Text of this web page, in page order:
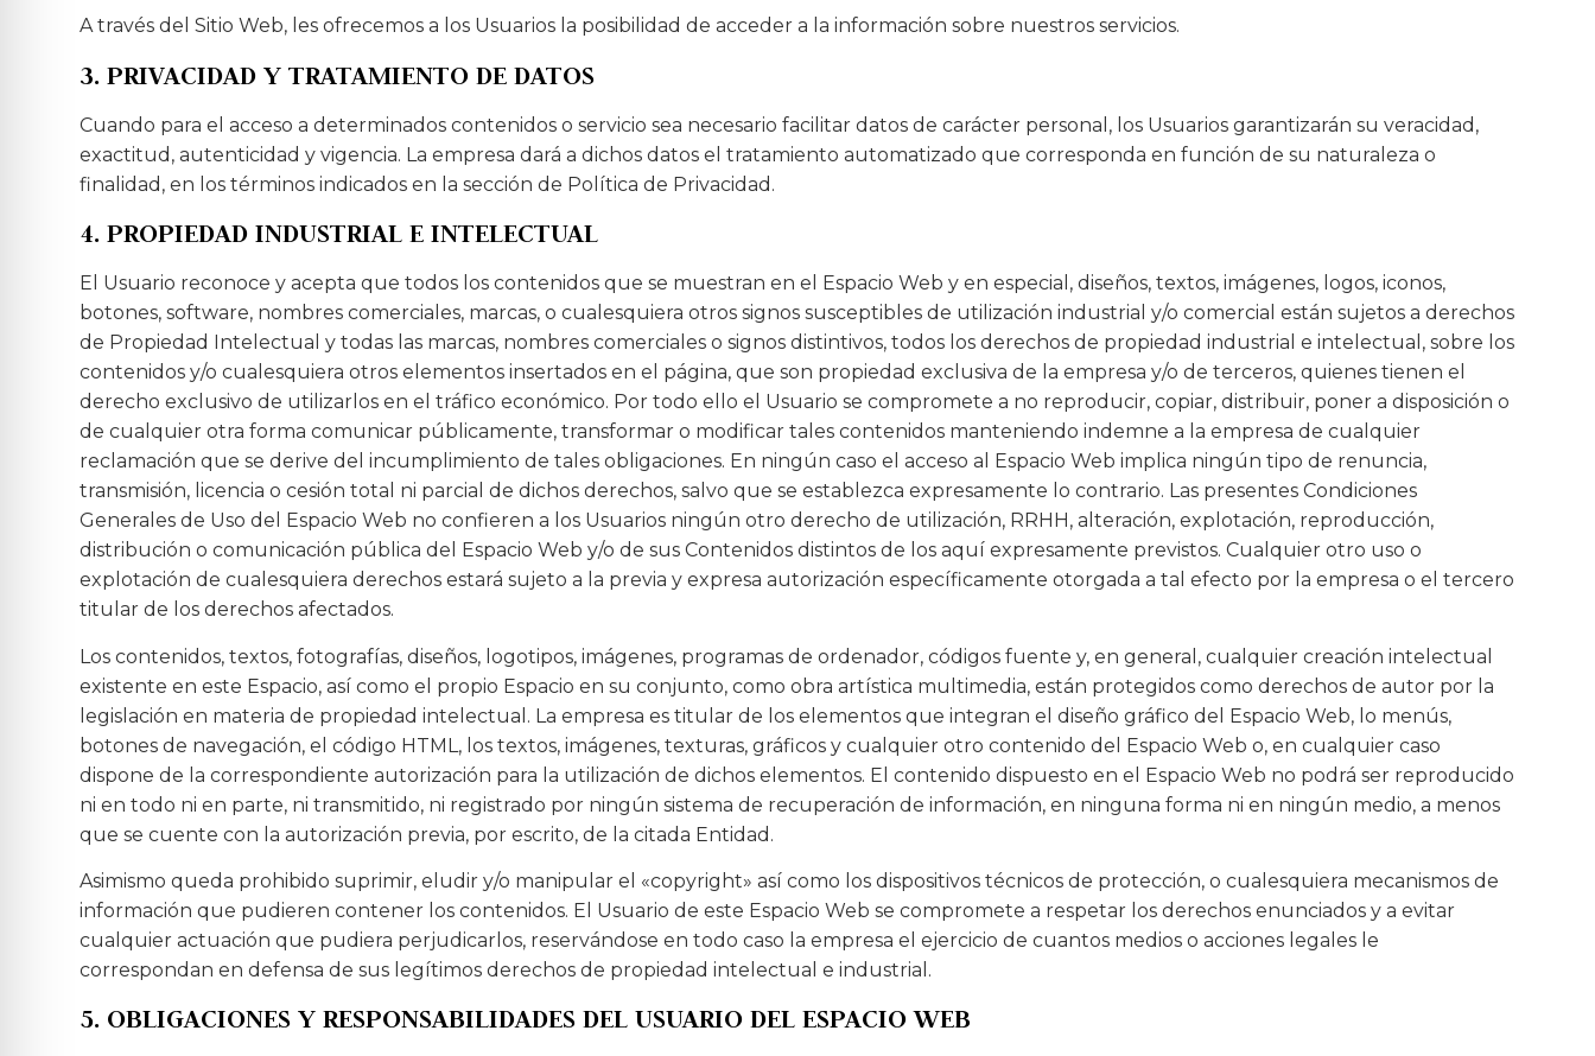
A través del Sitio Web, les ofrecemos a los Usuarios la posibilidad de acceder a la información sobre nuestros servicios.
3. PRIVACIDAD Y TRATAMIENTO DE DATOS
Cuando para el acceso a determinados contenidos o servicio sea necesario facilitar datos de carácter personal, los Usuarios garantizarán su veracidad,
exactitud, autenticidad y vigencia. La empresa dará a dichos datos el tratamiento automatizado que corresponda en función de su naturaleza o
finalidad, en los términos indicados en la sección de Política de Privacidad.
4. PROPIEDAD INDUSTRIAL E INTELECTUAL
El Usuario reconoce y acepta que todos los contenidos que se muestran en el Espacio Web y en especial, diseños, textos, imágenes, logos, iconos,
botones, software, nombres comerciales, marcas, o cualesquiera otros signos susceptibles de utilización industrial y/o comercial están sujetos a derechos
de Propiedad Intelectual y todas las marcas, nombres comerciales o signos distintivos, todos los derechos de propiedad industrial e intelectual, sobre los
contenidos y/o cualesquiera otros elementos insertados en el página, que son propiedad exclusiva de la empresa y/o de terceros, quienes tienen el
derecho exclusivo de utilizarlos en el tráfico económico. Por todo ello el Usuario se compromete a no reproducir, copiar, distribuir, poner a disposición o
de cualquier otra forma comunicar públicamente, transformar o modificar tales contenidos manteniendo indemne a la empresa de cualquier
reclamación que se derive del incumplimiento de tales obligaciones. En ningún caso el acceso al Espacio Web implica ningún tipo de renuncia,
transmisión, licencia o cesión total ni parcial de dichos derechos, salvo que se establezca expresamente lo contrario. Las presentes Condiciones
Generales de Uso del Espacio Web no confieren a los Usuarios ningún otro derecho de utilización, RRHH, alteración, explotación, reproducción,
distribución o comunicación pública del Espacio Web y/o de sus Contenidos distintos de los aquí expresamente previstos. Cualquier otro uso o
explotación de cualesquiera derechos estará sujeto a la previa y expresa autorización específicamente otorgada a tal efecto por la empresa o el tercero
titular de los derechos afectados.
Los contenidos, textos, fotografías, diseños, logotipos, imágenes, programas de ordenador, códigos fuente y, en general, cualquier creación intelectual
existente en este Espacio, así como el propio Espacio en su conjunto, como obra artística multimedia, están protegidos como derechos de autor por la
legislación en materia de propiedad intelectual. La empresa es titular de los elementos que integran el diseño gráfico del Espacio Web, lo menús,
botones de navegación, el código HTML, los textos, imágenes, texturas, gráficos y cualquier otro contenido del Espacio Web o, en cualquier caso
dispone de la correspondiente autorización para la utilización de dichos elementos. El contenido dispuesto en el Espacio Web no podrá ser reproducido
ni en todo ni en parte, ni transmitido, ni registrado por ningún sistema de recuperación de información, en ninguna forma ni en ningún medio, a menos
que se cuente con la autorización previa, por escrito, de la citada Entidad.
Asimismo queda prohibido suprimir, eludir y/o manipular el «copyright» así como los dispositivos técnicos de protección, o cualesquiera mecanismos de
información que pudieren contener los contenidos. El Usuario de este Espacio Web se compromete a respetar los derechos enunciados y a evitar
cualquier actuación que pudiera perjudicarlos, reservándose en todo caso la empresa el ejercicio de cuantos medios o acciones legales le
correspondan en defensa de sus legítimos derechos de propiedad intelectual e industrial.
5. OBLIGACIONES Y RESPONSABILIDADES DEL USUARIO DEL ESPACIO WEB